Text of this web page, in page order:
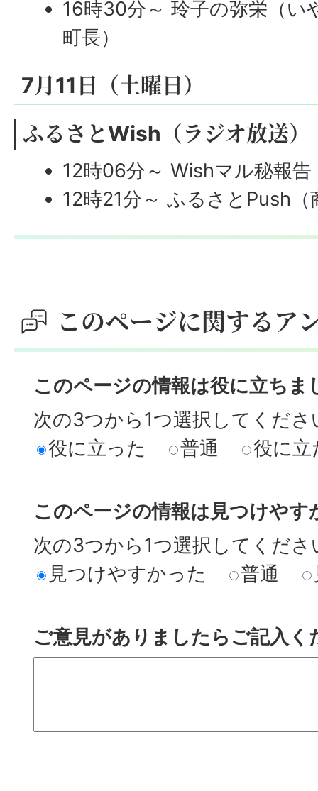
16時30分～ 玲子の弥栄（い
町長）
7月11日（土曜日）
ふるさとWish（ラジオ放送）
12時06分～ Wishマル秘報告
12時21分～ ふるさとPush（
このページに関するア
このページの情報は役に立ちま
次の3つから1つ選択してくださ
役に立った
普通 役に立
このページの情報は見つけやす
次の3つから1つ選択してくださ
見つけやすかった
普通
ご意見がありましたらご記入く